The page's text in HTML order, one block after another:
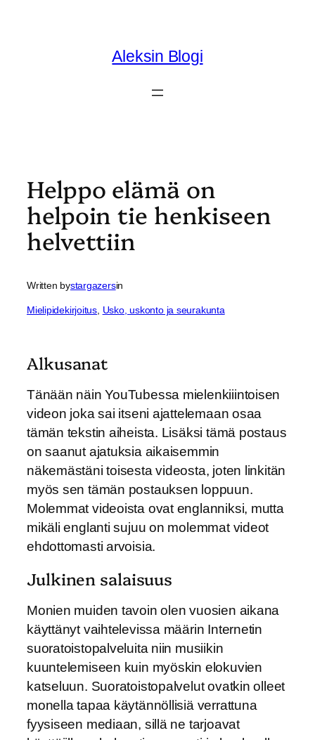
Aleksin Blogi
Helppo elämä on
helpoin tie henkiseen
helvettiin
Written bystargazersin
Mielipidekirjoitus Usko, uskonto ja seurakunta
Alkusanat
Tänään näin YouTubessa mielenkiiintoisen
videon joka sai itseni ajattelemaan osaa
tämän tekstin aiheista. Lisäksi tämä postaus
on saanut ajatuksia aikaisemmin
näkemästäni toisesta videosta, joten linkitän
myös sen tämän postauksen loppuun.
Molemmat videoista ovat englanniksi, mutta
mikäli englanti sujuu on molemmat videot
ehdottomasti arvoisia.
Julkinen salaisuus
Monien muiden tavoin olen vuosien aikana
käyttänyt vaihtelevissa määrin Internetin
suoratoistopalveluita niin musiikin
kuuntelemiseen kuin myöskin elokuvien
katseluun. Suoratoistopalvelut ovatkin olleet
monella tapaa käytännöllisiä verrattuna
fyysiseen mediaan, sillä ne tarjoavat